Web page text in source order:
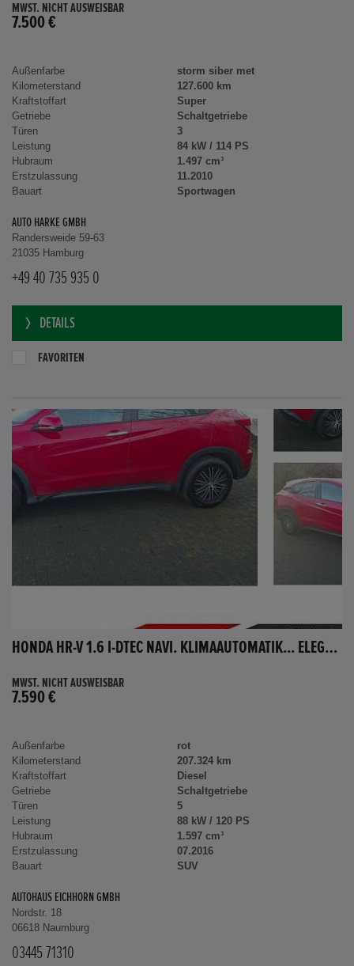
MWST. NICHT AUSWEISBAR
7.500 €
Außenfarbe
storm siber met
Kilometerstand
127.600 km
Kraftstoffart
Super
Getriebe
Schaltgetriebe
Türen
3
Leistung
84 kW / 114 PS
Hubraum
1.497 cm³
Erstzulassung
11.2010
Bauart
Sportwagen
AUTO HARKE GMBH
Randersweide 59-63
21035 Hamburg
+49 40 735 935 0
DETAILS
FAVORITEN
HONDA HR-V 1.6 I-DTEC NAVI. KLIMAAUTOMATIK... ELEGANCE
MWST. NICHT AUSWEISBAR
7.590 €
Außenfarbe
rot
Kilometerstand
207.324 km
Kraftstoffart
Diesel
Getriebe
Schaltgetriebe
Türen
5
Leistung
88 kW / 120 PS
Hubraum
1.597 cm³
Erstzulassung
07.2016
Bauart
SUV
AUTOHAUS EICHHORN GMBH
Nordstr. 18
06618 Naumburg
03445 71310